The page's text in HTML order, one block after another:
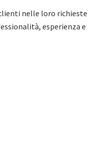
nelle loro richieste
esperienza e